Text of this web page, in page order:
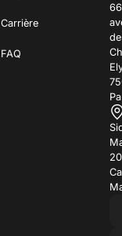
Carrière
FAQ
66